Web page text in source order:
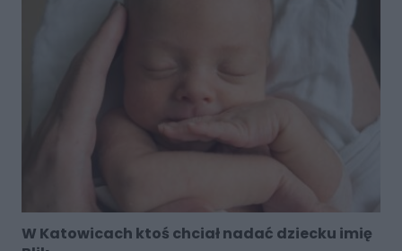
W Katowicach ktoś chciał nadać dziecku imię